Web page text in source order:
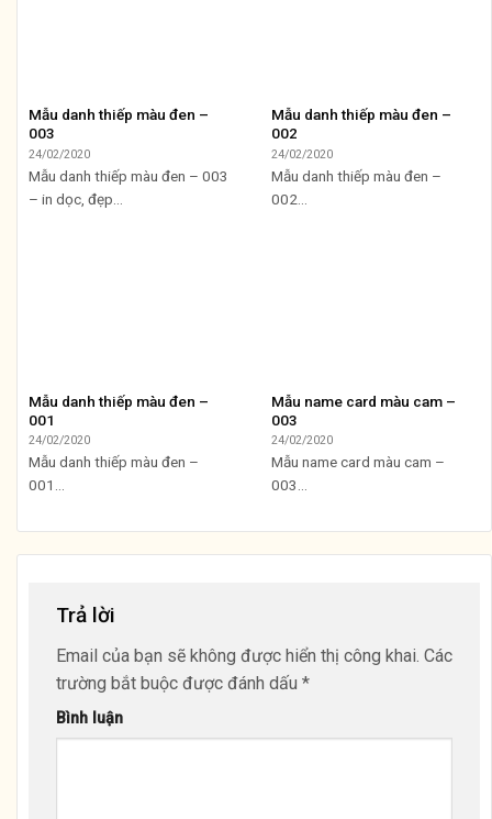
Mẫu danh thiếp màu đen –
003
24/02/2020
Mẫu danh thiếp màu đen – 003
– in dọc, đẹp...
Mẫu danh thiếp màu đen –
002
24/02/2020
Mẫu danh thiếp màu đen –
002...
Mẫu danh thiếp màu đen –
001
24/02/2020
Mẫu danh thiếp màu đen –
001...
Mẫu name card màu cam –
003
24/02/2020
Mẫu name card màu cam –
003...
Trả lời
Email của bạn sẽ không được hiển thị công khai. Các
trường bắt buộc được đánh dấu *
Bình luận